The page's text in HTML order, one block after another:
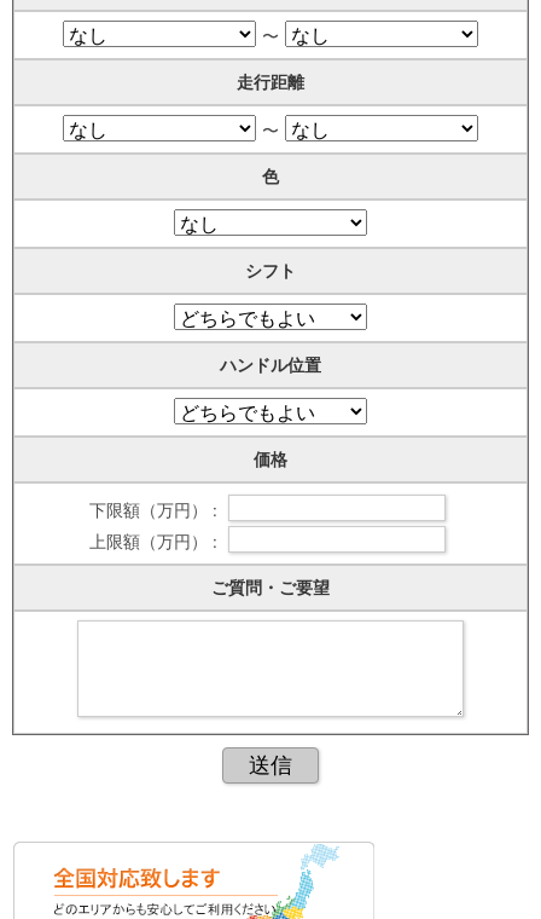
〜
走行距離
〜
色
シフト
ハンドル位置
価格
下限額（万円） :
上限額（万円） :
ご質問・ご要望